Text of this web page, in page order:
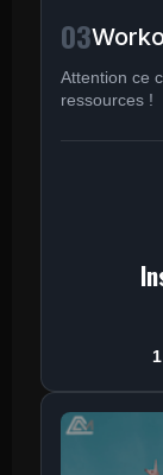
03
Attention ce
ressources !